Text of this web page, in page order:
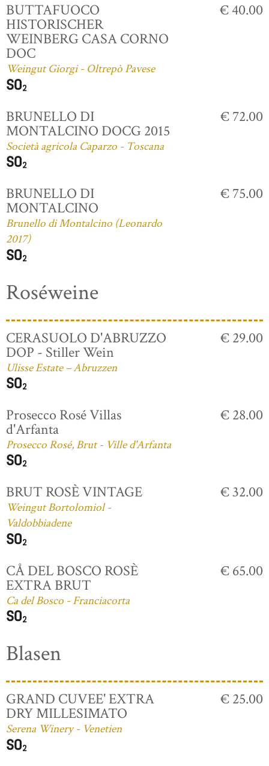
BUTTAFUOCO
HISTORISCHER
WEINBERG CASA CORNO
DOC
Weingut Giorgi - Oltrepò Pavese
€ 40.00
BRUNELLO DI
MONTALCINO DOCG 2015
Società agricola Caparzo - Toscana
€ 72.00
BRUNELLO DI
MONTALCINO
Brunello di Montalcino (Leonardo
2017)
€ 75.00
Roséweine
CERASUOLO D'ABRUZZO
DOP - Stiller Wein
Ulisse Estate – Abruzzen
€ 29.00
Prosecco Rosé Villas
d'Arfanta
Prosecco Rosé, Brut - Ville d'Arfanta
€ 28.00
BRUT ROSÈ VINTAGE
Weingut Bortolomiol -
Valdobbiadene
€ 32.00
CÅ DEL BOSCO ROSÈ
EXTRA BRUT
Ca del Bosco - Franciacorta
€ 65.00
Blasen
GRAND CUVEE' EXTRA
DRY MILLESIMATO
Serena Winery - Venetien
€ 25.00